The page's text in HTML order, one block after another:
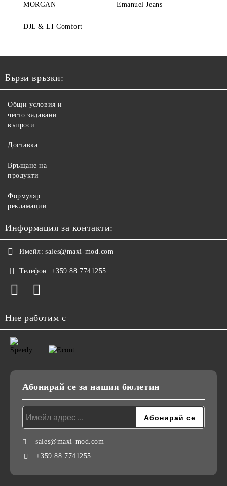
MORGAN Emanuel Jeans
DJL & LI Comfort
Бързи връзки:
Общи условия и
често задавани
въпроси
Доставка
Връщане на
продукти
Формуляр
рекламации
Информация за контакти:
Имейл: sales@maxi-mod.com
Телефон: +359 88 7741255
Ние работим с
Абонирай се за нашия бюлетин
sales@maxi-mod.com
+359 88 7741255